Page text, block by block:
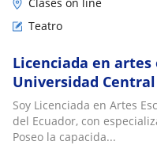
Teatro
Licenciada en artes
Universidad
Soy Licenciada en Artes
del Ecuador, con
Poseo la capacida...